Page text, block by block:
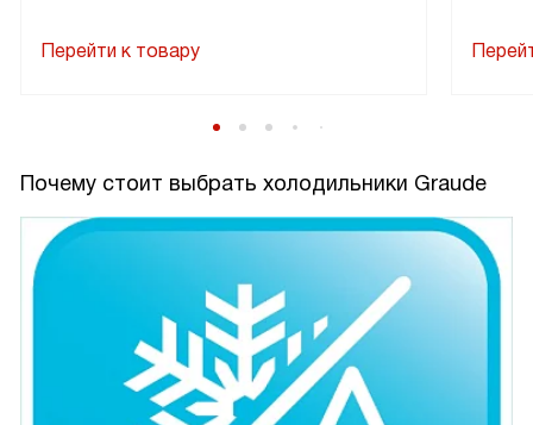
Перейти к товару
Почему стоит выбрать холодильники Graude